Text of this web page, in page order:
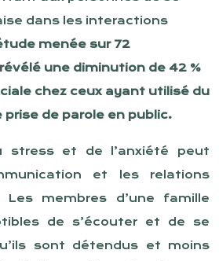
dans les interactions
menée sur 72
une diminution de 42 %
chez ceux ayant utilisé du
prise de parole en public.
stress et de l’anxiété peut
et les relations
Les membres d’une famille
de s’écouter et de se
sont détendus et moins